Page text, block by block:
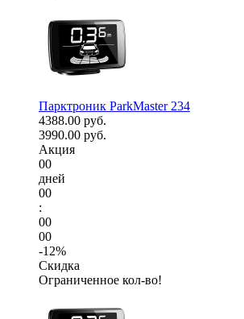
Парктроник ParkMaster 234
4388.00 руб.
3990.00 руб.
Акция
00
дней
00
:
00
00
-12%
Скидка
Ограниченное кол-во!